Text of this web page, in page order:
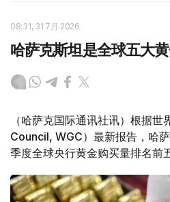
08:31, 31 7月 2026
哈萨克斯坦是全球五大
（哈萨克国际通讯社讯）根据
Council, WGC）最新报告，哈
季度全球央行黄金购买量排名前